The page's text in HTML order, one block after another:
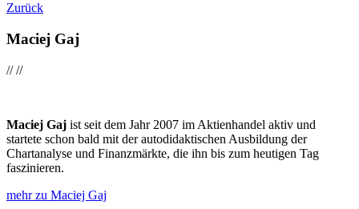
Zurück
Maciej Gaj
////
Maciej Gaj ist seit dem Jahr 2007 im Aktienhandel aktiv und
startete schon bald mit der autodidaktischen Ausbildung der
Chartanalyse und Finanzmärkte, die ihn bis zum heutigen Tag
faszinieren.
mehr zu Maciej Gaj